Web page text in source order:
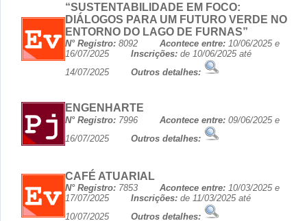
“SUSTENTABILIDADE EM FOCO:
DIÁLOGOS PARA UM FUTURO VERDE NO
ENTORNO DO LAGO DE FURNAS”
N° Registro: 8092 Acontece entre: 10/06/2025 e
16/07/2025 Inscrições: de 10/06/2025 até
14/07/2025 Outros detalhes:
ENGENHARTE
N° Registro: 7996 Acontece entre: 09/06/2025 e
16/07/2025 Outros detalhes:
CAFÉ ATUARIAL
N° Registro: 7853 Acontece entre: 10/03/2025 e
17/07/2025 Inscrições: de 11/03/2025 até
10/07/2025 Outros detalhes: